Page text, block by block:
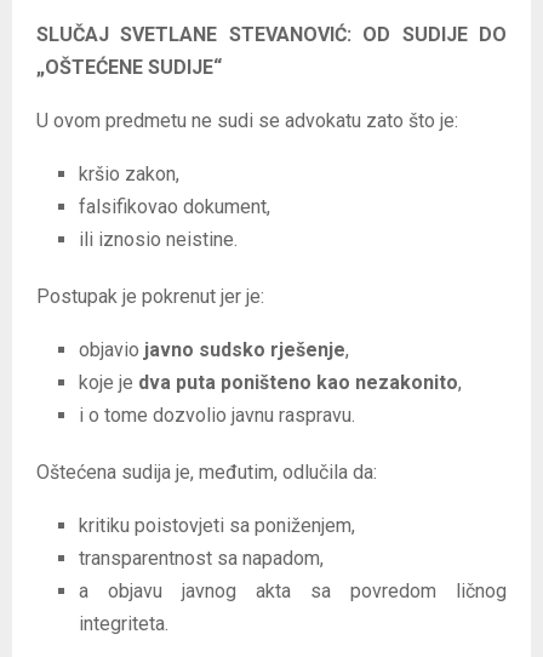
SLUČAJ SVETLANE STEVANOVIĆ: OD SUDIJE DO
„OŠTEĆENE SUDIJE“
U ovom predmetu ne sudi se advokatu zato što je:
kršio zakon,
falsifikovao dokument,
ili iznosio neistine.
Postupak je pokrenut jer je:
objavio javno sudsko rješenje,
koje je dva puta poništeno kao nezakonito,
i o tome dozvolio javnu raspravu.
Oštećena sudija je, međutim, odlučila da:
kritiku poistovjeti sa poniženjem,
transparentnost sa napadom,
a objavu javnog akta sa povredom ličnog
integriteta.